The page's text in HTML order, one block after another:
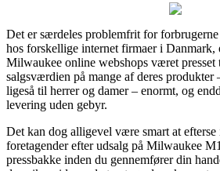
Det er særdeles problemfrit for
hos forskellige internet firmaer i Danmark,
Milwaukee online webshops været presset
salgsværdien på mange af deres produkter
ligeså til herrer og damer – enormt, og
levering uden gebyr.
Det kan dog alligevel være smart at
foretagender efter udsalg på Milwaukee
pressbakke inden du gennemfører din